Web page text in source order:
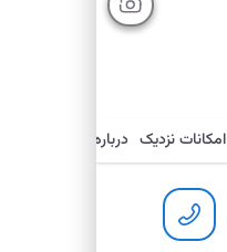
امکانات نزدیک درباره